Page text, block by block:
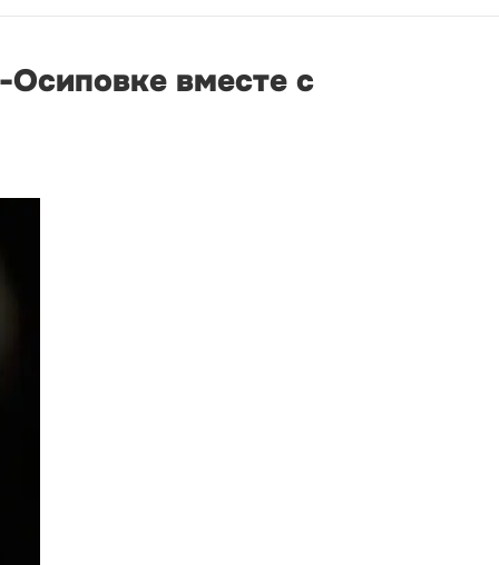
Осиповке вместе с